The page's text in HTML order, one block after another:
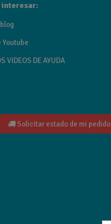
interesar:
Youtube
VIDEOS DE AYUDA
Solicitar estado de mi pedido